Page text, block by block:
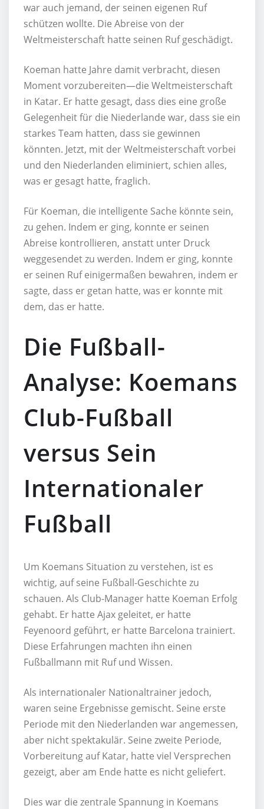
war auch jemand, der seinen eigenen Ruf
schützen wollte. Die Abreise von der
Weltmeisterschaft hatte seinen Ruf geschädigt.
Koeman hatte Jahre damit verbracht, diesen
Moment vorzubereiten—die Weltmeisterschaft
in Katar. Er hatte gesagt, dass dies eine große
Gelegenheit für die Niederlande war, dass sie ein
starkes Team hatten, dass sie gewinnen
könnten. Jetzt, mit der Weltmeisterschaft vorbei
und den Niederlanden eliminiert, schien alles,
was er gesagt hatte, fraglich.
Für Koeman, die intelligente Sache könnte sein,
zu gehen. Indem er ging, konnte er seinen
Abreise kontrollieren, anstatt unter Druck
weggesendet zu werden. Indem er ging, konnte
er seinen Ruf einigermaßen bewahren, indem er
sagte, dass er getan hatte, was er konnte mit
dem, das er hatte.
Die Fußball-
Analyse: Koemans
Club-Fußball
versus Sein
Internationaler
Fußball
Um Koemans Situation zu verstehen, ist es
wichtig, auf seine Fußball-Geschichte zu
schauen. Als Club-Manager hatte Koeman Erfolg
gehabt. Er hatte Ajax geleitet, er hatte
Feyenoord geführt, er hatte Barcelona trainiert.
Diese Erfahrungen machten ihn einen
Fußballmann mit Ruf und Wissen.
Als internationaler Nationaltrainer jedoch,
waren seine Ergebnisse gemischt. Seine erste
Periode mit den Niederlanden war angemessen,
aber nicht spektakulär. Seine zweite Periode,
Vorbereitung auf Katar, hatte viel Versprechen
gezeigt, aber am Ende hatte es nicht geliefert.
Dies war die zentrale Spannung in Koemans